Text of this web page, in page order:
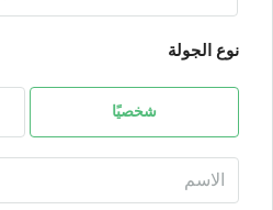
نوع الجولة
شخصيًا